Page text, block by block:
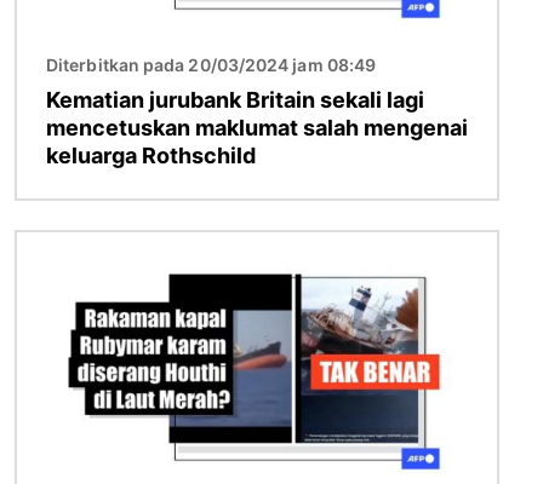
Diterbitkan pada 20/03/2024 jam 08:49
Kematian jurubank Britain sekali lagi
mencetuskan maklumat salah mengenai
keluarga Rothschild